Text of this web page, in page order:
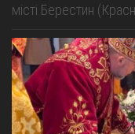
місті Берестин